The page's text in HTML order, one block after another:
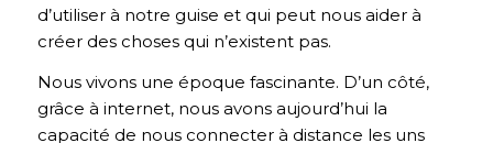
d’utiliser à notre guise et qui peut nous aider à
créer des choses qui n’existent pas.
Nous vivons une époque fascinante. D’un côté,
grâce à internet, nous avons aujourd’hui la
capacité de nous connecter à distance les uns